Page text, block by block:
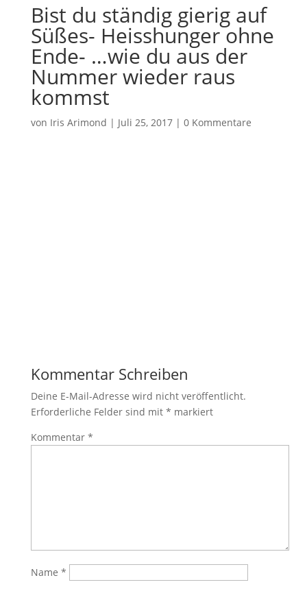
Bist du ständig gierig auf
Süßes- Heisshunger ohne
Ende- …wie du aus der
Nummer wieder raus
kommst
von Iris Arimond | Juli 25, 2017| 0 Kommentare
Kommentar Schreiben
Deine E-Mail-Adresse wird nicht veröffentlicht.
Erforderliche Felder sind mit * markiert
Kommentar *
Name *